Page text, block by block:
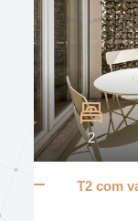
Mobília
Elevador
Porteiro
Video
Video
2
T2 com